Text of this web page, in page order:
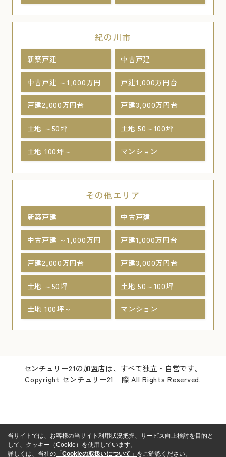
紀の川市
新築戸建 中古戸建
中古戸建 ～1,000万円 戸建1,000万円台
戸建2,000万円台 戸建3,000万円台
土地 ～50坪 土地 50～100坪
土地 100坪～ マンション
その他エリア
新築戸建 中古戸建
中古戸建 ～1,000万円 戸建1,000万円台
戸建2,000万円台 戸建3,000万円台
土地 ～50坪 土地 50～100坪
土地 100坪～ マンション
センチュリー21の加盟店は、すべて独立・自営です。
Copyright センチュリー21 際 All Rights Reserved.
当サイトでは、お客様の当サイト利用状況把握、サービス向上検討を目的と
して、クッキー（Cookie）を使用しています。
詳しくは、当社の 「Cookieの取扱いについて」 をご確認ください。